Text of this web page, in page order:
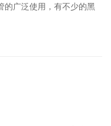
的广泛使用，有不少的黑